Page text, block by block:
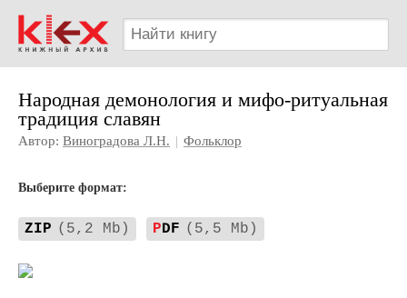
Народная демонология и мифо-ритуальная
традиция славян
Автор: Виноградова Л.Н. | Фольклор
Выберите формат:
ZIP (5,2 Mb) PDF (5,5 Mb)